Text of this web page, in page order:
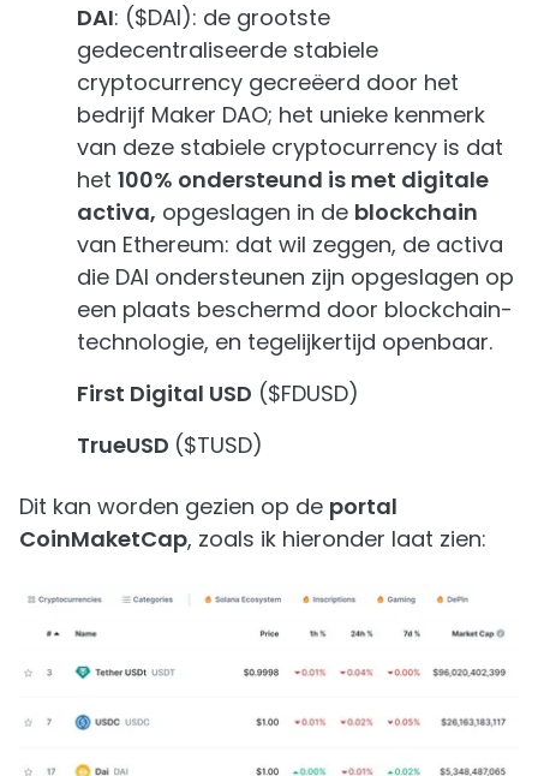
DAI: ($DAI): de grootste
gedecentraliseerde stabiele
cryptocurrency gecreëerd door het
bedrijf Maker DAO; het unieke kenmerk
van deze stabiele cryptocurrency is dat
het 100% ondersteund is met digitale
activa, opgeslagen in de blockchain
van Ethereum: dat wil zeggen, de activa
die DAI ondersteunen zijn opgeslagen op
een plaats beschermd door blockchain-
technologie, en tegelijkertijd openbaar.
First Digital USD ($FDUSD)
TrueUSD ($TUSD)
Dit kan worden gezien op de portal
CoinMaketCap, zoals ik hieronder laat zien: